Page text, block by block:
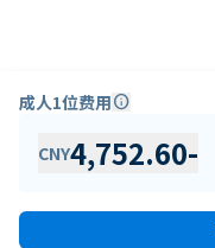
成人1位费用info
CNY4,752.60-